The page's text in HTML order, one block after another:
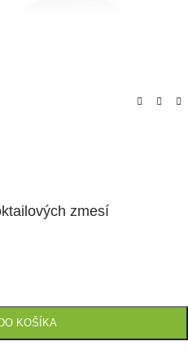
zmesí
KOŠÍKA